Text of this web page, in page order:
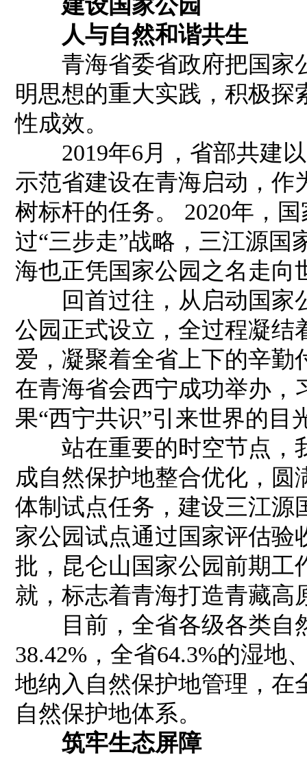
建设国家公园
人与自然和谐共生
青海省委省政府把国家
明思想的重大实践，积极探
性成效。
2019年6月，省部共建以
示范省建设在青海启动，作
树标杆的任务。 2020年，
过“三步走”战略，三江源国
海也正凭国家公园之名走向
回首过往，从启动国家
公园正式设立，全过程凝结
爱，凝聚着全省上下的辛勤
在青海省会西宁成功举办，
果“西宁共识”引来世界的目
站在重要的时空节点，
成自然保护地整合优化，
体制试点任务，建设三江源
家公园试点通过国家评估验
批，昆仑山国家公园前期工
就，标志着青海打造青藏高
目前，全省各级各类自
38.42%，全省64.3%的湿地
地纳入自然保护地管理，在
自然保护地体系。
筑牢生态屏障